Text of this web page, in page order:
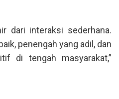
dari interaksi sederhana.
penengah yang adil, dan
di tengah masyarakat,”